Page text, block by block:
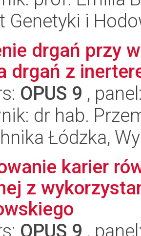
Genetyki i
drgań przy
drgań z
OPUS 9 ,
dr hab.
Łódzka,
karier
z
OPUS 9 ,